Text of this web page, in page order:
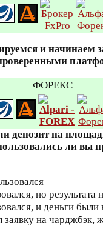
и начинаем
ФОРЕКС
депозит на
ли вы
но результата
и деньги
заявку на чарджбэк,